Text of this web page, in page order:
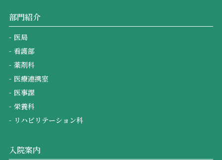
部門紹介
医局
看護部
薬剤科
医療連携室
医事課
栄養科
リハビリテーション科
入院案内